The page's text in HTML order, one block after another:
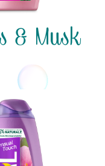
& Musk